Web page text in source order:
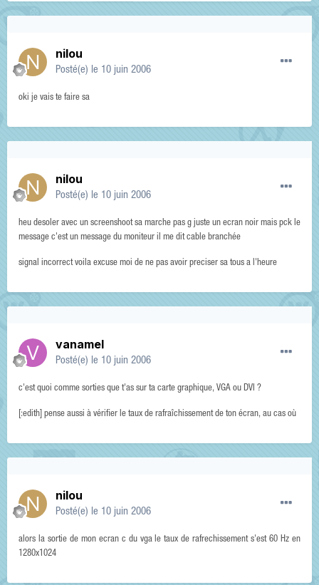
nilou
Posté(e) le 10 juin 2006
oki je vais te faire sa
nilou
Posté(e) le 10 juin 2006
heu desoler avec un screenshoot sa marche pas g juste un ecran noir mais pck le
message c'est un message du moniteur il me dit cable branchée
signal incorrect voila excuse moi de ne pas avoir preciser sa tous a l'heure
vanamel
Posté(e) le 10 juin 2006
c'est quoi comme sorties que t'as sur ta carte graphique, VGA ou DVI ?
[:edith] pense aussi à vérifier le taux de rafraîchissement de ton écran, au cas où
nilou
Posté(e) le 10 juin 2006
alors la sortie de mon ecran c du vga le taux de rafrechissement s'est 60 Hz en
1280x1024